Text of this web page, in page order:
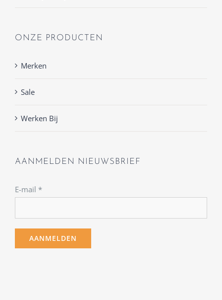
ONZE PRODUCTEN
Merken
Sale
Werken Bij
AANMELDEN NIEUWSBRIEF
E-mail *